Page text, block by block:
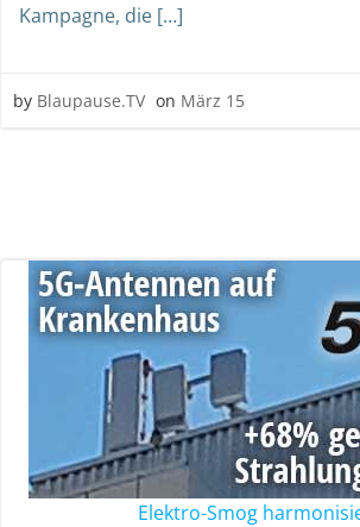
Kampagne, die […]
by Blaupause.TV on März 15
Elektro-Smog